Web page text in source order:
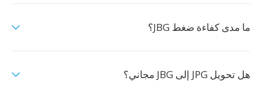
ما مدى كفاءة ضغط JBG؟
هل تحويل JPG إلى JBG مجاني؟